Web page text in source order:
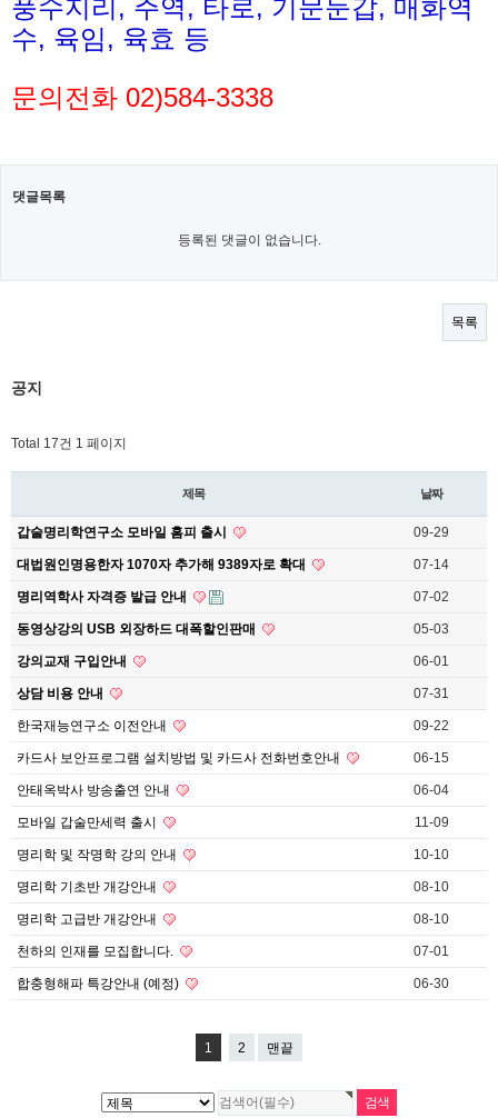
풍수지리, 주역, 타로, 기문둔갑, 매화역
수, 육임, 육효 등
문의전화 02)584-3338
댓글목록
등록된 댓글이 없습니다.
목록
공지
Total 17건 1 페이지
제목 날짜
갑술명리학연구소 모바일 홈피 출시 09-29
대법원인명용한자 1070자 추가해 9389자로 확대 07-14
명리역학사 자격증 발급 안내 07-02
동영상강의 USB 외장하드 대폭할인판매 05-03
강의교재 구입안내 06-01
상담 비용 안내 07-31
한국재능연구소 이전안내 09-22
카드사 보안프로그램 설치방법 및 카드사 전화번호안내 06-15
안태옥박사 방송출연 안내 06-04
모바일 갑술만세력 출시 11-09
명리학 및 작명학 강의 안내 10-10
명리학 기초반 개강안내 08-10
명리학 고급반 개강안내 08-10
천하의 인재를 모집합니다. 07-01
합충형해파 특강안내 (예정) 06-30
1 2 맨끝